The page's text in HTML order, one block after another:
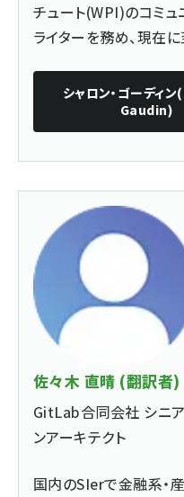
チュート(WPI)のコミュ
ライターを務め、現在に
シャロン・ゴーディ
Gaudin)
佐々木 直晴 (翻訳者)
GitLab合同会社 シニア
ンアーキテクト
国内のSIerで金融系・